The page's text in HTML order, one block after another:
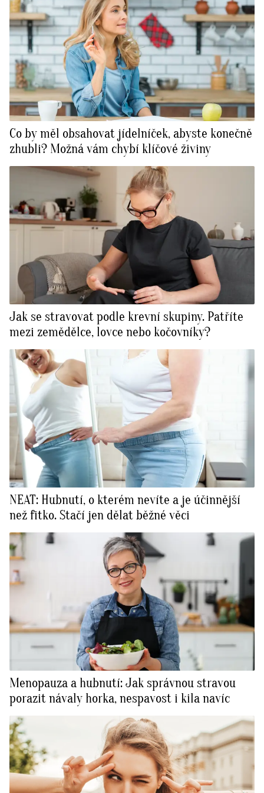
Co by měl obsahovat jídelníček, abyste konečně
zhubli? Možná vám chybí klíčové živiny
Jak se stravovat podle krevní skupiny. Patříte
mezi zemědělce, lovce nebo kočovníky?
NEAT: Hubnutí, o kterém nevíte a je účinnější
než fitko. Stačí jen dělat běžné věci
Menopauza a hubnutí: Jak správnou stravou
porazit návaly horka, nespavost i kila navíc